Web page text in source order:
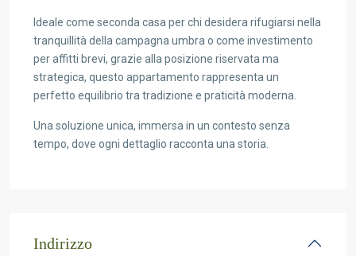
Ideale come seconda casa per chi desidera rifugiarsi nella
tranquillità della campagna umbra o come investimento
per affitti brevi, grazie alla posizione riservata ma
strategica, questo appartamento rappresenta un
perfetto equilibrio tra tradizione e praticità moderna.
Una soluzione unica, immersa in un contesto senza
tempo, dove ogni dettaglio racconta una storia.
Indirizzo